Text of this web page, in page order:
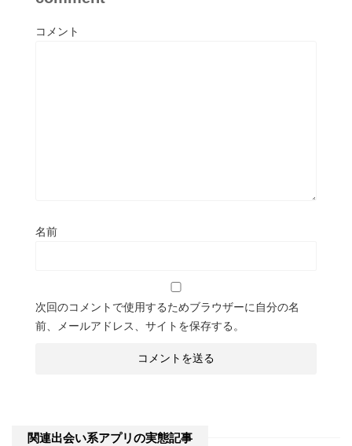
コメント
名前
次回のコメントで使用するためブラウザーに自分の名
前、メールアドレス、サイトを保存する。
関連出会い系アプリの実態記事